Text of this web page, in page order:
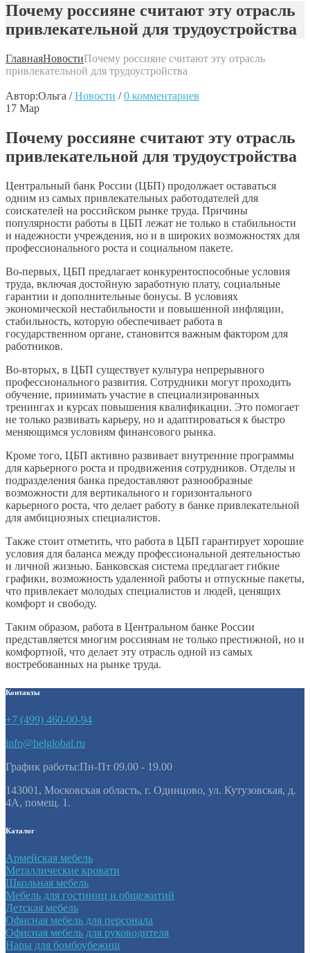
Почему россияне считают эту отрасль
привлекательной для трудоустройства
ГлавнаяНовостиПочему россияне считают эту отрасль
привлекательной для трудоустройства
Автор:Ольга / Новости / 0 комментариев
17 Мар
Почему россияне считают эту отрасль
привлекательной для трудоустройства
Центральный банк России (ЦБП) продолжает оставаться
одним из самых привлекательных работодателей для
соискателей на российском рынке труда. Причины
популярности работы в ЦБП лежат не только в стабильности
и надежности учреждения, но и в широких возможностях для
профессионального роста и социальном пакете.
Во-первых, ЦБП предлагает конкурентоспособные условия
труда, включая достойную заработную плату, социальные
гарантии и дополнительные бонусы. В условиях
экономической нестабильности и повышенной инфляции,
стабильность, которую обеспечивает работа в
государственном органе, становится важным фактором для
работников.
Во-вторых, в ЦБП существует культура непрерывного
профессионального развития. Сотрудники могут проходить
обучение, принимать участие в специализированных
тренингах и курсах повышения квалификации. Это помогает
не только развивать карьеру, но и адаптироваться к быстро
меняющимся условиям финансового рынка.
Кроме того, ЦБП активно развивает внутренние программы
для карьерного роста и продвижения сотрудников. Отделы и
подразделения банка предоставляют разнообразные
возможности для вертикального и горизонтального
карьерного роста, что делает работу в банке привлекательной
для амбициозных специалистов.
Также стоит отметить, что работа в ЦБП гарантирует хорошие
условия для баланса между профессиональной деятельностью
и личной жизнью. Банковская система предлагает гибкие
графики, возможность удаленной работы и отпускные пакеты,
что привлекает молодых специалистов и людей, ценящих
комфорт и свободу.
Таким образом, работа в Центральном банке России
представляется многим россиянам не только престижной, но и
комфортной, что делает эту отрасль одной из самых
востребованных на рынке труда.
Контакты
+7 (499) 460-00-94
info@belglobal.ru
График работы:Пн-Пт 09.00 - 19.00
143001, Московская область, г. Одинцово, ул. Кутузовская, д.
4А, помещ. 1.
Каталог
Армейская мебель
Металлические кровати
Школьная мебель
Мебель для гостиниц и общежитий
Детская мебель
Офисная мебель для персонала
Офисная мебель для руководителя
Нары для бомбоубежищ